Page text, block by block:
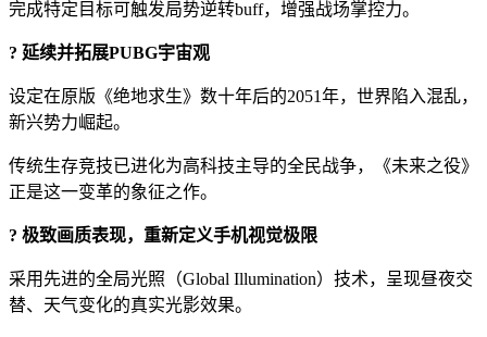
完成特定目标可触发局势逆转buff，增强战场掌控力。
? 延续并拓展PUBG宇宙观
设定在原版《绝地求生》数十年后的2051年，世界陷入混乱，
新兴势力崛起。
传统生存竞技已进化为高科技主导的全民战争，《未来之役》
正是这一变革的象征之作。
? 极致画质表现，重新定义手机视觉极限
采用先进的全局光照（Global Illumination）技术，呈现昼夜交
替、天气变化的真实光影效果。